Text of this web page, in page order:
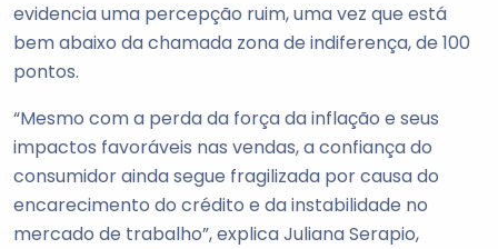
evidencia uma percepção ruim, uma vez que está
bem abaixo da chamada zona de indiferença, de 100
pontos.
“Mesmo com a perda da força da inflação e seus
impactos favoráveis nas vendas, a confiança do
consumidor ainda segue fragilizada por causa do
encarecimento do crédito e da instabilidade no
mercado de trabalho”, explica Juliana Serapio,